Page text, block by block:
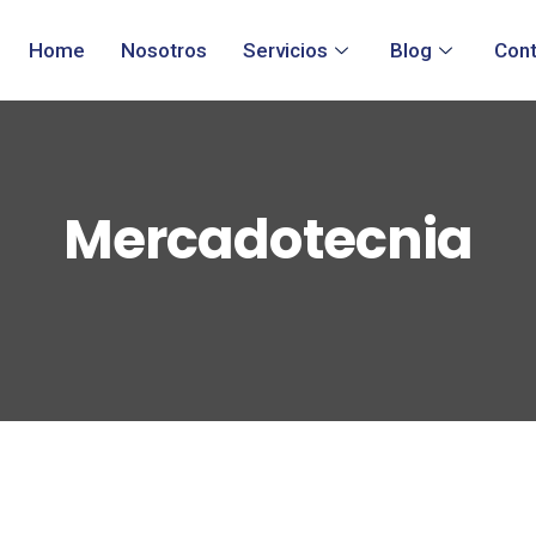
Home Nosotros Servicios Blog
Mercadotecnia